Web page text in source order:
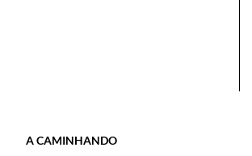
A CAMINHANDO